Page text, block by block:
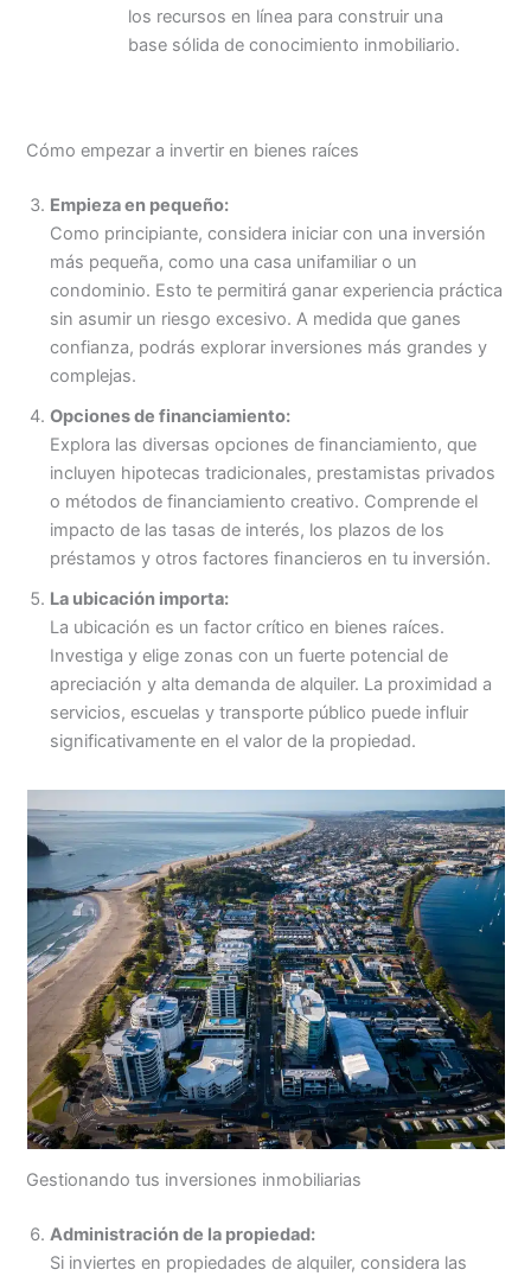
los recursos en línea para construir una
base sólida de conocimiento inmobiliario.
Cómo empezar a invertir en bienes raíces
Empieza en pequeño:
Como principiante, considera iniciar con una inversión
más pequeña, como una casa unifamiliar o un
condominio. Esto te permitirá ganar experiencia práctica
sin asumir un riesgo excesivo. A medida que ganes
confianza, podrás explorar inversiones más grandes y
complejas.
Opciones de financiamiento:
Explora las diversas opciones de financiamiento, que
incluyen hipotecas tradicionales, prestamistas privados
o métodos de financiamiento creativo. Comprende el
impacto de las tasas de interés, los plazos de los
préstamos y otros factores financieros en tu inversión.
La ubicación importa:
La ubicación es un factor crítico en bienes raíces.
Investiga y elige zonas con un fuerte potencial de
apreciación y alta demanda de alquiler. La proximidad a
servicios, escuelas y transporte público puede influir
significativamente en el valor de la propiedad.
Gestionando tus inversiones inmobiliarias
Administración de la propiedad:
Si inviertes en propiedades de alquiler, considera las